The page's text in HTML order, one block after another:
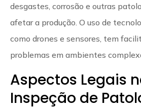
desgastes, corrosão e outras
afetar a produção. O uso de
como drones e sensores, tem
problemas em ambientes
Aspectos Legais
Inspeção de